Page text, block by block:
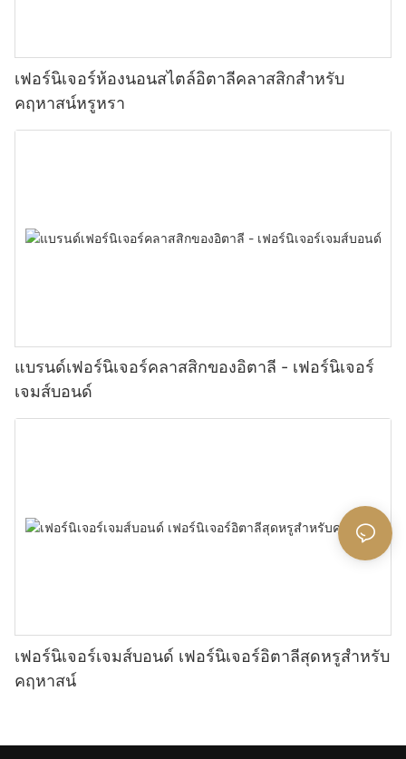
เฟอร์นิเจอร์ห้องนอนสไตล์อิตาลีคลาสสิกสำหรับ
คฤหาสน์หรูหรา
แบรนด์เฟอร์นิเจอร์คลาสสิกของอิตาลี - เฟอร์นิเจอร์
เจมส์บอนด์
เฟอร์นิเจอร์เจมส์บอนด์ เฟอร์นิเจอร์อิตาลีสุดหรูสำหรับ
คฤหาสน์